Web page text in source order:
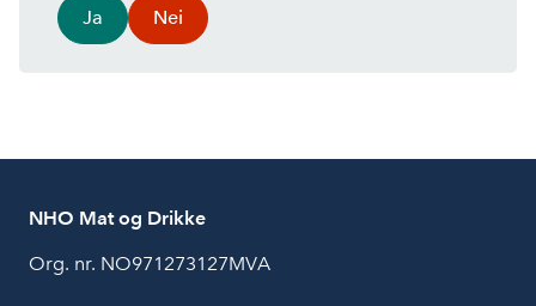
Ja Nei
NHO Mat og Drikke
Org. nr. NO971273127MVA